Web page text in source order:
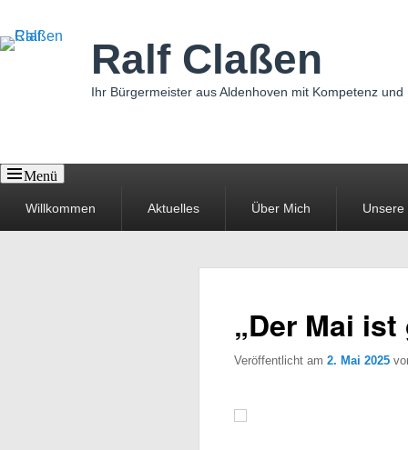
Ralf Claßen
Ihr Bürgermeister aus Aldenhoven mit Kompetenz und
Menü
MenüWillkommen Aktuelles Über Mich Unsere
„Der Mai
Veröffentlicht am 2. Mai 2025